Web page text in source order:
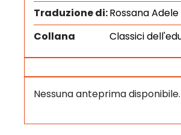
Traduzione di:Rossana Adele
Collana
Classici
Nessuna anteprima disponibile.